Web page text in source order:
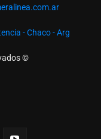
- Chaco - Arg
©